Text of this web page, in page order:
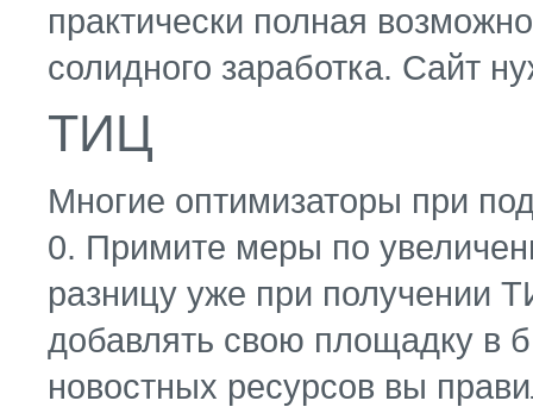
практически полная
солидного заработка. Сайт
ТИЦ
Многие оптимизаторы при
0. Примите меры по
разницу уже при получении
добавлять свою площадку в
новостных ресурсов вы